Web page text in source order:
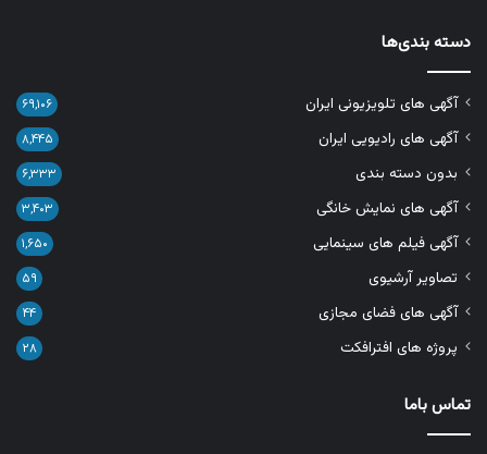
دسته بندی‌ها
آگهی های تلویزیونی ایران ۶۹,۱۰۶
آگهی های رادیویی ایران ۸,۴۴۵
بدون دسته بندی ۶,۳۳۳
آگهی های نمایش خانگی ۳,۴۰۳
آگهی فیلم های سینمایی ۱,۶۵۰
تصاویر آرشیوی ۵۹
آگهی های فضای مجازی ۴۴
پروژه های افترافکت ۲۸
تماس باما